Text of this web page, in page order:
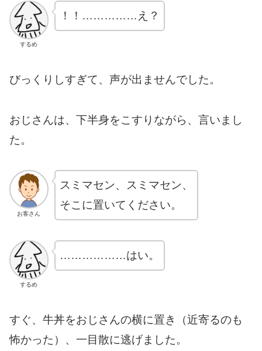
するめ
！！……………え？
びっくりしすぎて、声が出ませんでした。
おじさんは、下半身をこすりながら、言いまし
た。
お客さん
スミマセン、スミマセン、
そこに置いてください。
するめ
………………はい。
すぐ、牛丼をおじさんの横に置き（近寄るのも
怖かった）、一目散に逃げました。